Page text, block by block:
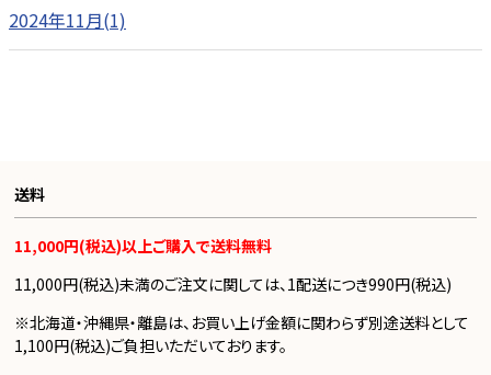
2024年11月(1)
送料
11,000円(税込)以上ご購入で送料無料
11,000円(税込)未満のご注文に関しては、1配送につき990円(税込)
※北海道・沖縄県・離島は、お買い上げ金額に関わらず別途送料として
1,100円(税込)ご負担いただいております。